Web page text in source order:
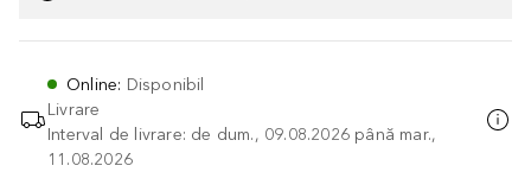
Online: Disponibil
Livrare
Interval de livrare: de dum., 09.08.2026 până mar.,
11.08.2026